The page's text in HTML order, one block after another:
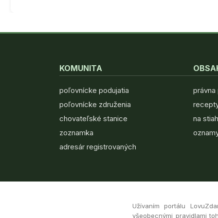
KOMUNITA
poľovnícke podujatia
poľovnícke združenia
chovateľské stanice
zoznamka
adresár registrovaných
právna
na
Užívaním portálu
všeobecnými pravidlami